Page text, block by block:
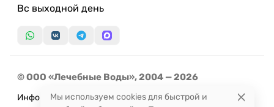
Вс выходной день
© ООО «Лечебные Воды», 2004 — 2026
Информация, представленная на сайте, не может быть
Мы используем cookies для быстрой и